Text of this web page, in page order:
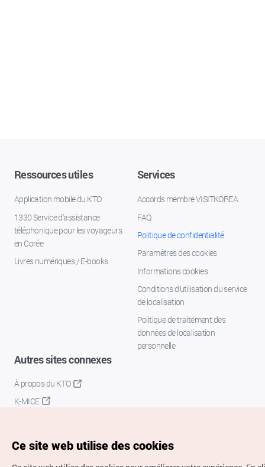
Ressources utiles
Application mobile du KTO
1330 Service d'assistance
téléphonique pour les voyageurs
en Corée
Livres numériques / E-books
Services
Accords membre VISITKOREA
FAQ
Politique de confidentialité
Paramètres des cookies
Informations cookies
Conditions d’utilisation du service
de localisation
Politique de traitement des
données de localisation
personnelle
Autres sites connexes
À propos du KTO
K-MICE
Ce site web utilise des cookies